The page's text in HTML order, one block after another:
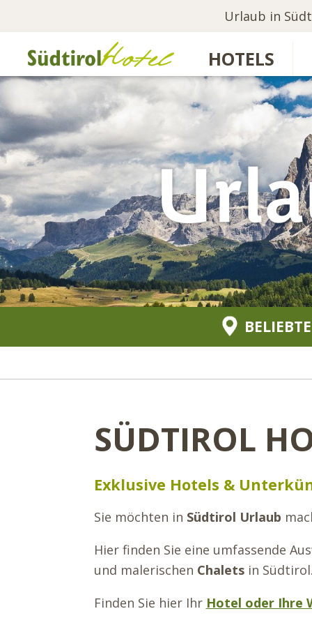
Urlaub in
HOTELS
SÜDTIROL
Exklusive Hotels &
Sie möchten in Südtirol Urlaub
Hier finden Sie eine umfassende
und malerischen Chalets in
Finden Sie hier Ihr Hotel oder Ihre